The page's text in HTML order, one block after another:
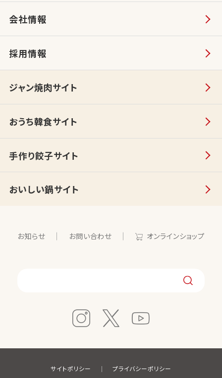
会社情報
採用情報
ジャン焼肉サイト
おうち韓食サイト
手作り餃子サイト
おいしい鍋サイト
お知らせ お問い合わせ オンラインショップ
サイトポリシー プライバシーポリシー